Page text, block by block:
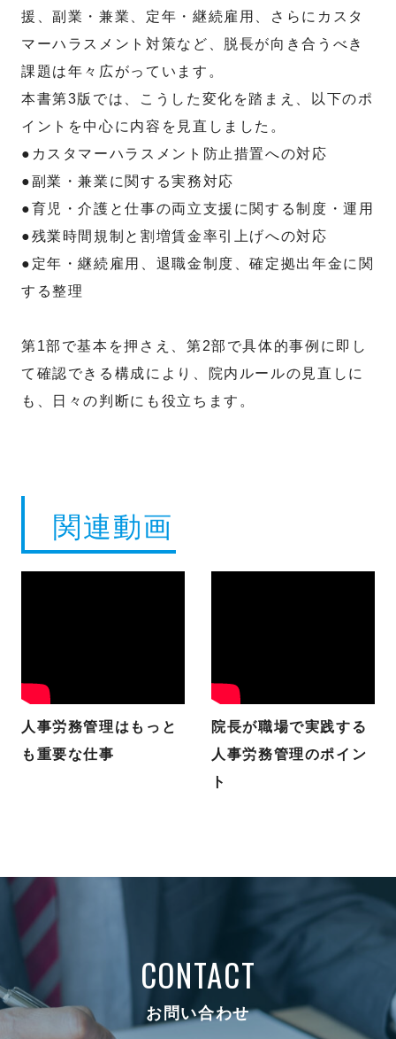
援、副業・兼業、定年・継続雇用、さらにカスタ
マーハラスメント対策など、脱長が向き合うべき
課題は年々広がっています。
本書第3版では、こうした変化を踏まえ、以下のポ
イントを中心に内容を見直しました。
●カスタマーハラスメント防止措置への対応
●副業・兼業に関する実務対応
●育児・介護と仕事の両立支援に関する制度・運用
●残業時間規制と割増賃金率引上げへの対応
●定年・継続雇用、退職金制度、確定拠出年金に関
する整理
第1部で基本を押さえ、第2部で具体的事例に即し
て確認できる構成により、院内ルールの見直しに
も、日々の判断にも役立ちます。
関連動画
人事労務管理はもっと
も重要な仕事
院長が職場で実践する
人事労務管理のポイン
ト
CONTACT
お問い合わせ